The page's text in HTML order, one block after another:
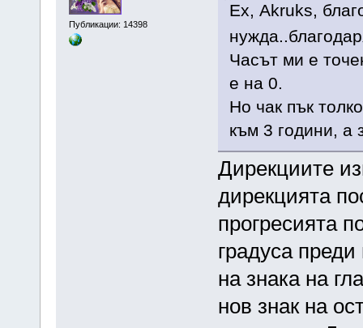
Публикации: 14398
Ех, Akruks,
Часът ми е
е на 0.
Но чак пък
към 3 години, а
Дирекциите
дирекцията
прогресията
градуса
на знака на
нов знак на